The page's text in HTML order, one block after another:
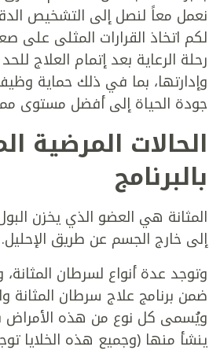
نعمل معاً لنصل إلى التشخيص
لكم اتخاذ القرارات المثلى على
رحلة الرعاية بعد إتمام العلاج
وإدارتها، بما في ذلك حماية
جودة الحياة إلى أفضل مستوى
الحالات المرضية
بالبرنامج
المثانة هي العضو الذي يخزن
إلى خارج الجسم عن طريق الإحليل.
وتوجد عدة أنواع لسرطان
ضمن برنامج علاج سرطان المثانة
ويُسمى كل نوع من هذه الأمراض
ينشأ منها (وجميع هذه الخلايا